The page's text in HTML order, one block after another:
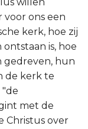
voor ons een
kerk, hoe zij
is, hoe
gedreven, hun
de kerk te
met de
Christus over